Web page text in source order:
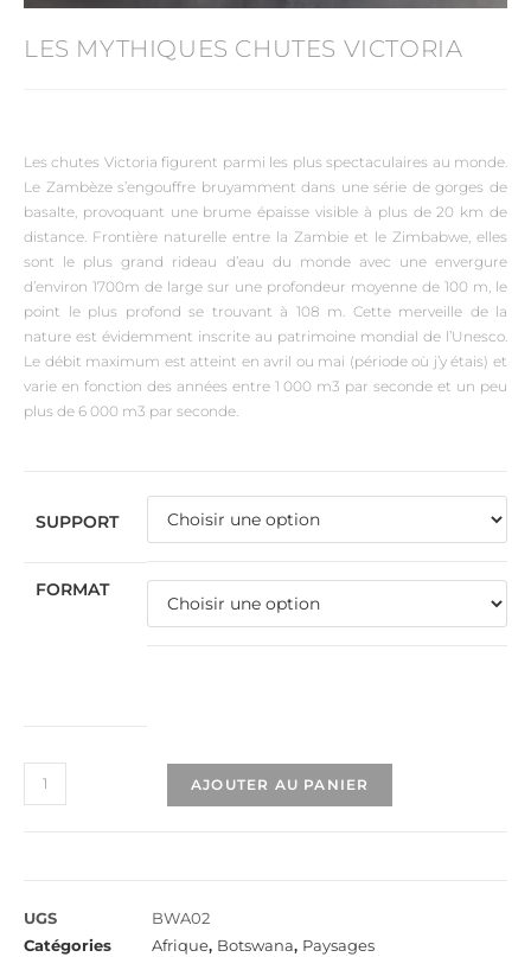
LES MYTHIQUES CHUTES VICTORIA
Les chutes Victoria figurent parmi les plus spectaculaires au monde.
Le Zambèze s’engouffre bruyamment dans une série de gorges de
basalte, provoquant une brume épaisse visible à plus de 20 km de
distance. Frontière naturelle entre la Zambie et le Zimbabwe, elles
sont le plus grand rideau d’eau du monde avec une envergure
d’environ 1700m de large sur une profondeur moyenne de 100 m, le
point le plus profond se trouvant à 108 m. Cette merveille de la
nature est évidemment inscrite au patrimoine mondial de l’Unesco.
Le débit maximum est atteint en avril ou mai (période où j’y étais) et
varie en fonction des années entre 1 000 m3 par seconde et un peu
plus de 6 000 m3 par seconde.
SUPPORT
FORMAT
AJOUTER AU PANIER
UGS
BWA02
Catégories
Afrique, Botswana, Paysages